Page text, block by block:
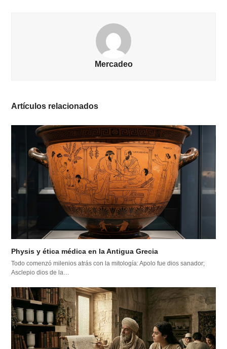
Mercadeo
Artículos relacionados
Physis y ética médica en la Antigua Grecia
Todo comenzó milenios atrás con la mitología: Apolo fue dios sanador;
Asclepio dios de la…